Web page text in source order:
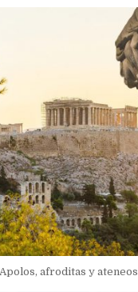
Apolos, afroditas y ateneos